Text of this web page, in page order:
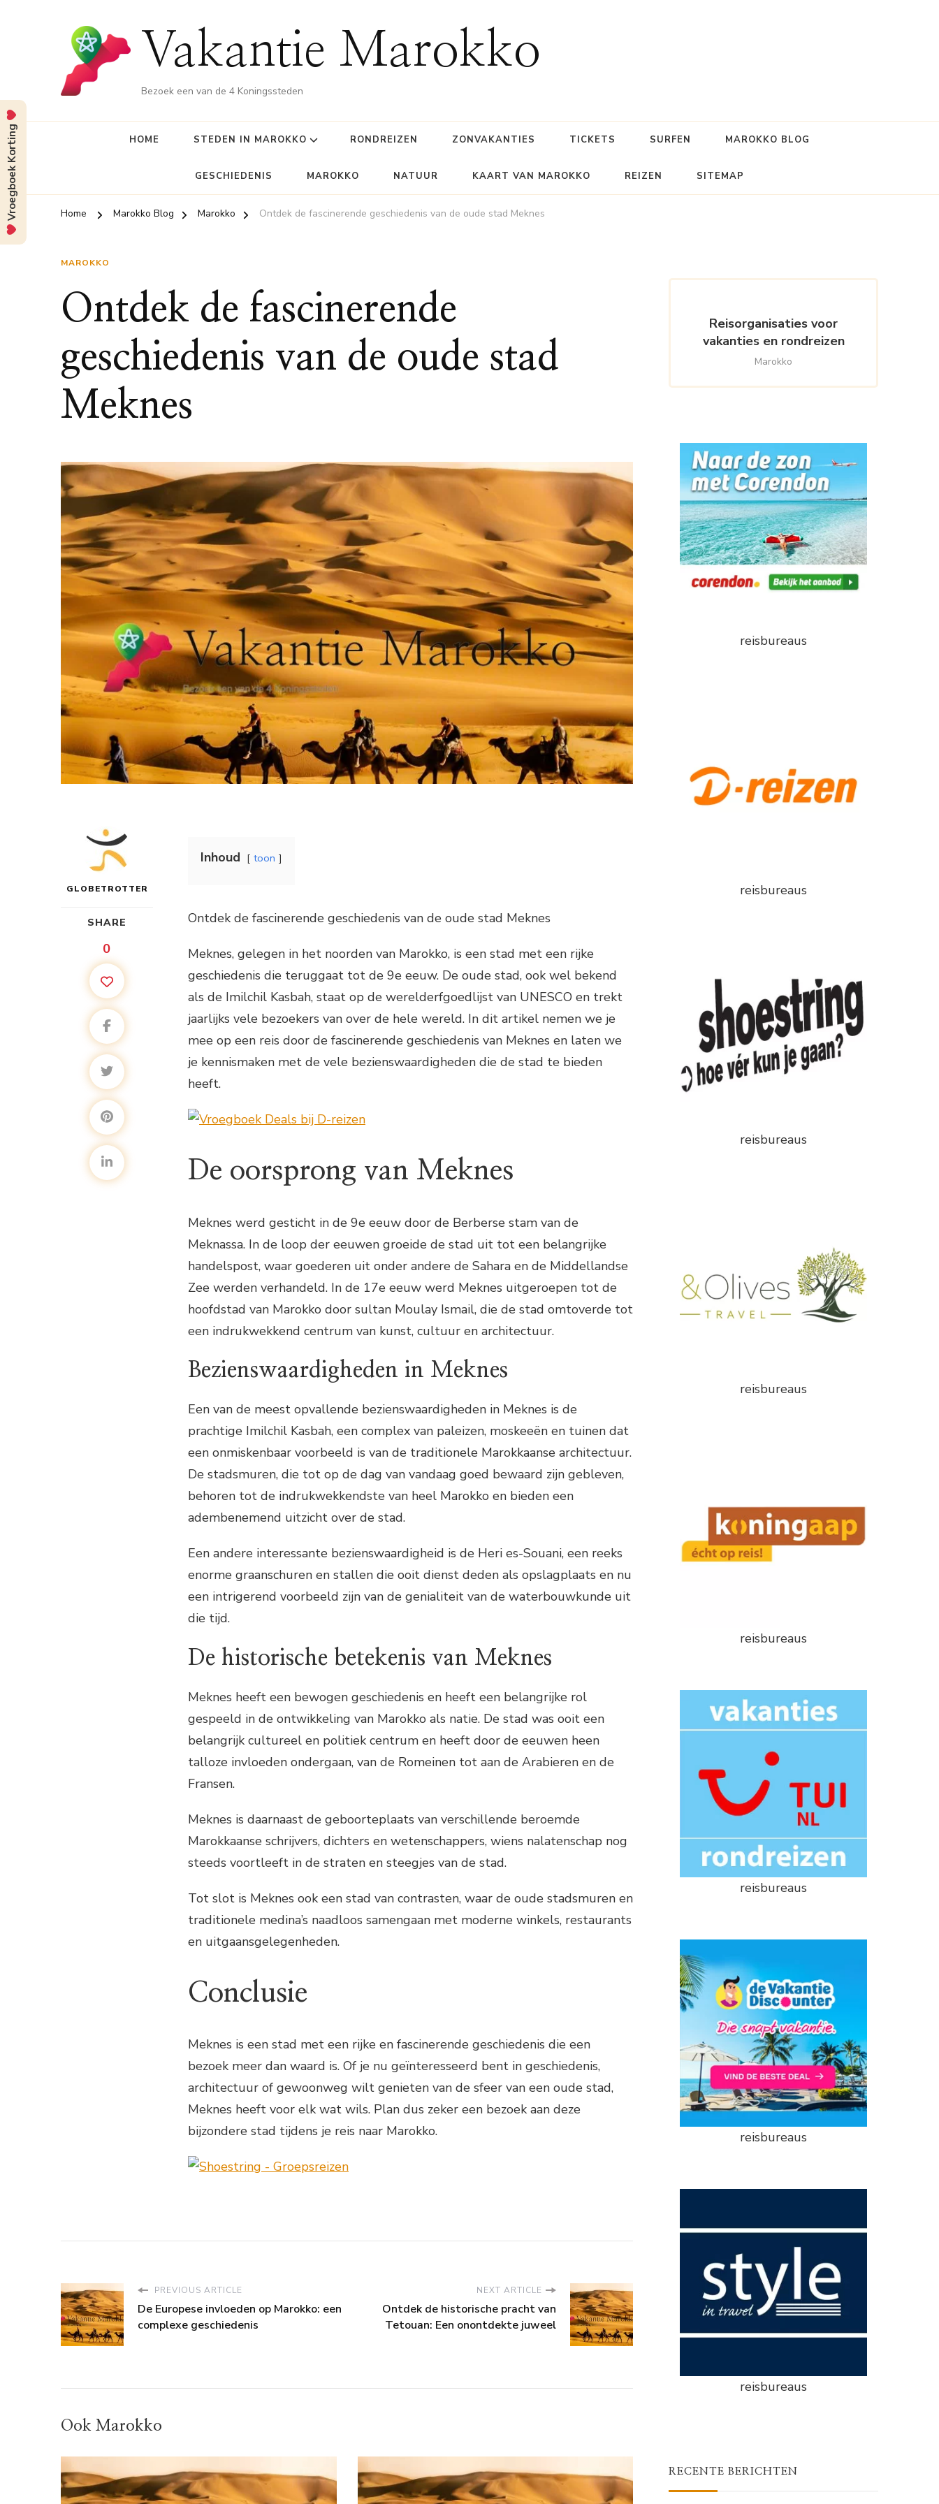
Vakantie Marokko
Bezoek een van de 4 Koningssteden
HOME STEDEN IN MAROKKO RONDREIZEN ZONVAKANTIES TICKETS SURFEN MAROKKO BLOG
GESCHIEDENIS MAROKKO NATUUR KAART VAN MAROKKO REIZEN SITEMAP
Home Marokko Blog Marokko Ontdek de fascinerende geschiedenis van de oude stad Meknes
MAROKKO
Ontdek de fascinerende
geschiedenis van de oude stad
Meknes
GLOBETROTTER
SHARE
0
Inhoud toon
Ontdek de fascinerende geschiedenis van de oude stad Meknes
Meknes, gelegen in het noorden van Marokko, is een stad met een rijke
geschiedenis die teruggaat tot de 9e eeuw. De oude stad, ook wel bekend
als de Imilchil Kasbah, staat op de werelderfgoedlijst van UNESCO en trekt
jaarlijks vele bezoekers van over de hele wereld. In dit artikel nemen we je
mee op een reis door de fascinerende geschiedenis van Meknes en laten we
je kennismaken met de vele bezienswaardigheden die de stad te bieden
heeft.
De oorsprong van Meknes
Meknes werd gesticht in de 9e eeuw door de Berberse stam van de
Meknassa. In de loop der eeuwen groeide de stad uit tot een belangrijke
handelspost, waar goederen uit onder andere de Sahara en de Middellandse
Zee werden verhandeld. In de 17e eeuw werd Meknes uitgeroepen tot de
hoofdstad van Marokko door sultan Moulay Ismail, die de stad omtoverde tot
een indrukwekkend centrum van kunst, cultuur en architectuur.
Bezienswaardigheden in Meknes
Een van de meest opvallende bezienswaardigheden in Meknes is de
prachtige Imilchil Kasbah, een complex van paleizen, moskeeën en tuinen dat
een onmiskenbaar voorbeeld is van de traditionele Marokkaanse architectuur.
De stadsmuren, die tot op de dag van vandaag goed bewaard zijn gebleven,
behoren tot de indrukwekkendste van heel Marokko en bieden een
adembenemend uitzicht over de stad.
Een andere interessante bezienswaardigheid is de Heri es-Souani, een reeks
enorme graanschuren en stallen die ooit dienst deden als opslagplaats en nu
een intrigerend voorbeeld zijn van de genialiteit van de waterbouwkunde uit
die tijd.
De historische betekenis van Meknes
Meknes heeft een bewogen geschiedenis en heeft een belangrijke rol
gespeeld in de ontwikkeling van Marokko als natie. De stad was ooit een
belangrijk cultureel en politiek centrum en heeft door de eeuwen heen
talloze invloeden ondergaan, van de Romeinen tot aan de Arabieren en de
Fransen.
Meknes is daarnaast de geboorteplaats van verschillende beroemde
Marokkaanse schrijvers, dichters en wetenschappers, wiens nalatenschap nog
steeds voortleeft in de straten en steegjes van de stad.
Tot slot is Meknes ook een stad van contrasten, waar de oude stadsmuren en
traditionele medina’s naadloos samengaan met moderne winkels, restaurants
en uitgaansgelegenheden.
Conclusie
Meknes is een stad met een rijke en fascinerende geschiedenis die een
bezoek meer dan waard is. Of je nu geïnteresseerd bent in geschiedenis,
architectuur of gewoonweg wilt genieten van de sfeer van een oude stad,
Meknes heeft voor elk wat wils. Plan dus zeker een bezoek aan deze
bijzondere stad tijdens je reis naar Marokko.
PREVIOUS ARTICLE
De Europese invloeden op Marokko: een
complexe geschiedenis
NEXT ARTICLE
Ontdek de historische pracht van
Tetouan: Een onontdekte juweel
Ook Marokko
Reisorganisaties voor
vakanties en rondreizen
Marokko
reisbureaus
reisbureaus
reisbureaus
reisbureaus
reisbureaus
reisbureaus
reisbureaus
reisbureaus
RECENTE BERICHTEN
Vroegboek Korting